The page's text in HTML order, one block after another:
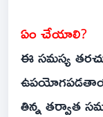
ఏం చేయాలి?
ఈ సమస్య
తిన్న తర్వాత